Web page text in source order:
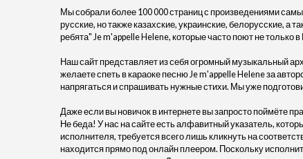
Мы собрали более 100 000 страниц с произведениями
русские, но также казахские, украинские, белорусские, а
ребята" Je m'appelle Helene, которые часто поют не только
Наш сайт представляет из себя огромный музыкальный
желаете спеть в караоке песню Je m'appelle Helene за
напрягаться и спрашивать нужные стихи. Мы уже
Даже если вы новичок в интернете вы запросто поймёте
Не беда! У нас на сайте есть алфавитный указатель,
исполнителя, требуется всего лишь кликнуть на
находится прямо под онлайн плеером. Поскольку